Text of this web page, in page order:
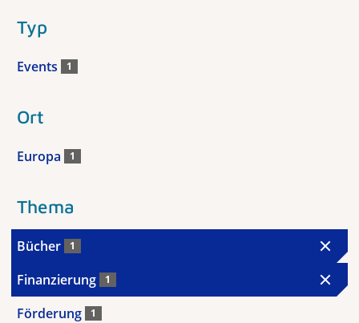
Typ
Events 1
Ort
Europa 1
Thema
Bücher 1
Finanzierung 1
Förderung 1